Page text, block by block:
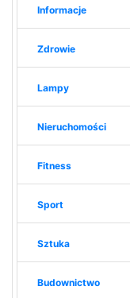
Informacje
Zdrowie
Lampy
Nieruchomości
Fitness
Sport
Sztuka
Budownictwo